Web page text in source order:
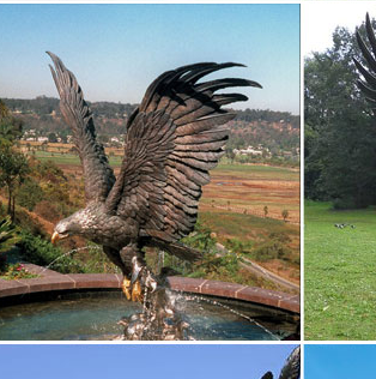
– собака Верный Друг коллегам по работе
собак – Коллекционирование монет,
светодиодные Символ Года 2018 Собака
декора статуэтка собака с часами St.
фото, и подробного описания «Предмет
у нас в наличии большой
3 700 р. 3 145 р. Купить!
собак цены от 78.00 руб. Статуэтки
собак, более 1212 моделей в
товара.Фигурка декоративная